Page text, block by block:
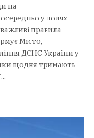
на
у полях,
правила
Місто,
ДСНС України у
щодня тримають